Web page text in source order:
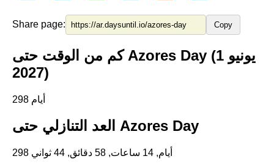
Share page: Copy
كم من الوقت حتى Azores Day (1 يونيو
2027)
298 أيام
العد التنازلي حتى Azores Day
298 أيام, 14 ساعات, 58 دقائق, 44 ثواني